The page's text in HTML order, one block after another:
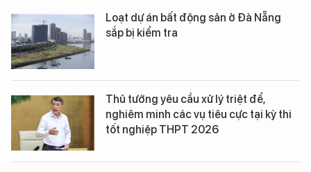
Loạt dự án bất động sản ở Đà Nẵng
sắp bị kiểm tra
Thủ tướng yêu cầu xử lý triệt để,
nghiêm minh các vụ tiêu cực tại kỳ thi
tốt nghiệp THPT 2026